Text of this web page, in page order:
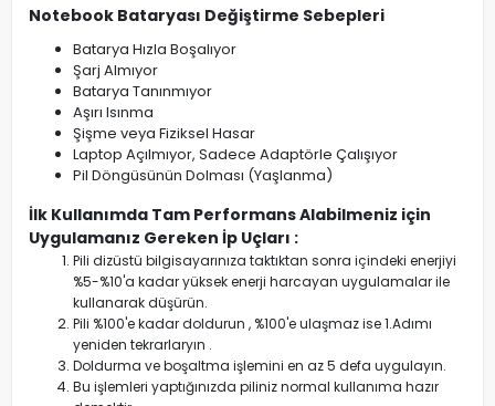
Notebook Bataryası Değiştirme Sebepleri
Batarya Hızla Boşalıyor
Şarj Almıyor
Batarya Tanınmıyor
Aşırı Isınma
Şişme veya Fiziksel Hasar
Laptop Açılmıyor, Sadece Adaptörle Çalışıyor
Pil Döngüsünün Dolması (Yaşlanma)
İlk Kullanımda Tam Performans Alabilmeniz için
Uygulamanız Gereken İp Uçları :
Pili dizüstü bilgisayarınıza taktıktan sonra içindeki enerjiyi
%5-%10'a kadar yüksek enerji harcayan uygulamalar ile
kullanarak düşürün.
Pili %100'e kadar doldurun , %100'e ulaşmaz ise 1.Adımı
yeniden tekrarlaryın .
Doldurma ve boşaltma işlemini en az 5 defa uygulayın.
Bu işlemleri yaptığınızda piliniz normal kullanıma hazır